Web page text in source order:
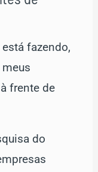
fazendo,
frente de
do